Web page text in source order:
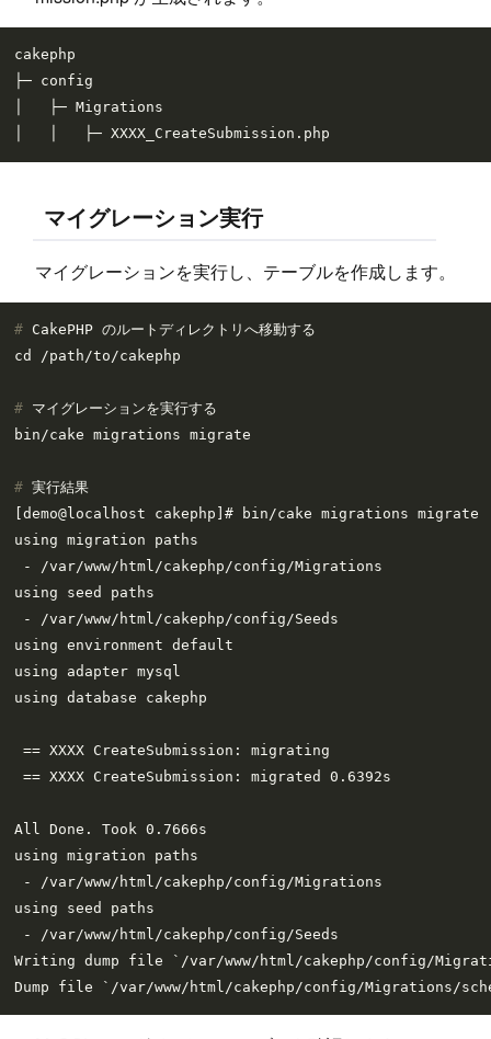
cakephp
├─ config
│   ├─ Migrations
マイグレーション実行
マイグレーションを実行し、テーブルを作成します。
# CakePHP のルートディレクトリへ移動する
# マイグレーションを実行する
# 実行結果
[demo@localhost cakephp]# bin/cake migrations migrate
using migration paths
- /var/www/html/cakephp/config/Migrations
using seed paths
- /var/www/html/cakephp/config/Seeds
using environment default
using adapter mysql
using database cakephp
== XXXX CreateSubmission: migrating
== XXXX CreateSubmission: migrated 0.6392s
All Done. Took 0.7666s
using migration paths
- /var/www/html/cakephp/config/Migrations
using seed paths
- /var/www/html/cakephp/config/Seeds
Writing dump file `/var/www/html/cakephp/config/